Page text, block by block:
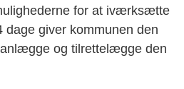
for at iværksætte
giver kommunen den
og tilrettelægge den